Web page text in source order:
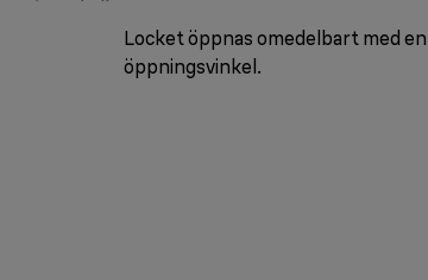
Locket öppnas omedelbart med
öppningsvinkel.